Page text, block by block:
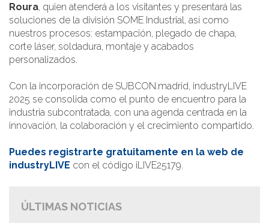
Roura, quien atenderá a los visitantes y presentará las
soluciones de la división SOME Industrial, así como
nuestros procesos: estampación, plegado de chapa,
corte láser, soldadura, montaje y acabados
personalizados.
Con la incorporación de SUBCON.madrid, industryLIVE
2025 se consolida como el punto de encuentro para la
industria subcontratada, con una agenda centrada en la
innovación, la colaboración y el crecimiento compartido.
Puedes registrarte gratuitamente en la web de
industryLIVE con el código iLIVE25179.
ÚLTIMAS NOTICIAS